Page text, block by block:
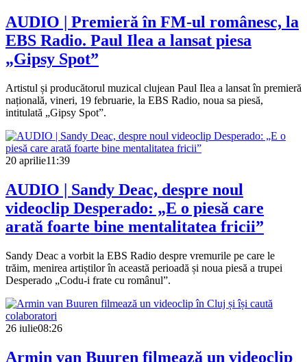
AUDIO | Premieră în FM-ul românesc, la
EBS Radio. Paul Ilea a lansat piesa
„Gipsy Spot”
Artistul și producătorul muzical clujean Paul Ilea a lansat în premieră
națională, vineri, 19 februarie, la EBS Radio, noua sa piesă,
intitulată „Gipsy Spot”.
20 aprilie11:39
AUDIO | Sandy Deac, despre noul
videoclip Desperado: „E o piesă care
arată foarte bine mentalitatea fricii”
Sandy Deac a vorbit la EBS Radio despre vremurile pe care le
trăim, menirea artiștilor în această perioadă și noua piesă a trupei
Desperado „Codu-i frate cu românul”.
26 iulie08:26
Armin van Buuren filmează un videoclip